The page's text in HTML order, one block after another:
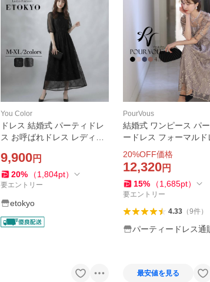
You Color
ドレス 結婚式 パーティドレ
ス お呼ばれドレス レディー
レース シアーワンピース パ
フスリーブ 異素材ミックス
シースルー ycpt90
9,900円
20% （1,804pt）
要エントリー
etokyo
PourVous
結婚式 ワンピース パ
ードレス フォーマルド
お呼ばれ ドレス フォー
服 服装 プチプラ 即日
人 上品 20代30代40代
いサイズ 春 夏
20%OFF価格
12,320円
15% （1,685pt）
要エントリー
4.33（9件）
パーティードレス通
最安値を見る